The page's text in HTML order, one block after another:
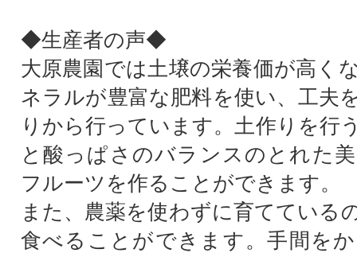
◆生産者の声◆
大原農園では土壌の栄養価が高く
ネラルが豊富な肥料を使い、工夫
りから行っています。土作りを行
と酸っぱさのバランスのとれた
フルーツを作ることができます。
また、農薬を使わずに育てている
食べることができます。手間を